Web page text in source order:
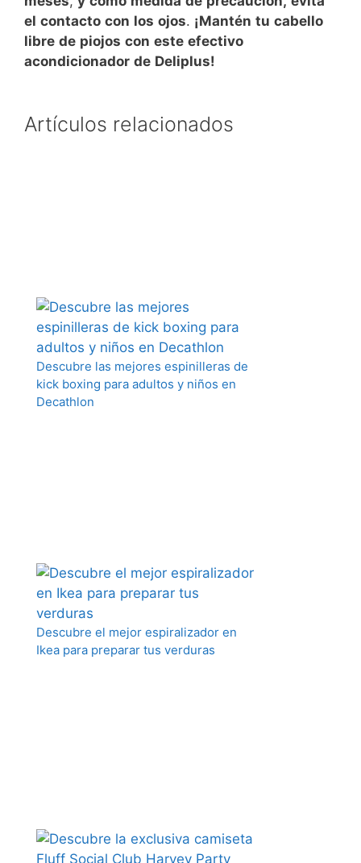
el contacto con los ojos. ¡Mantén tu cabello
libre de piojos con este efectivo
acondicionador de Deliplus!
Artículos relacionados
Descubre las mejores espinilleras de
kick boxing para adultos y niños en
Decathlon
Descubre el mejor espiralizador en
Ikea para preparar tus verduras